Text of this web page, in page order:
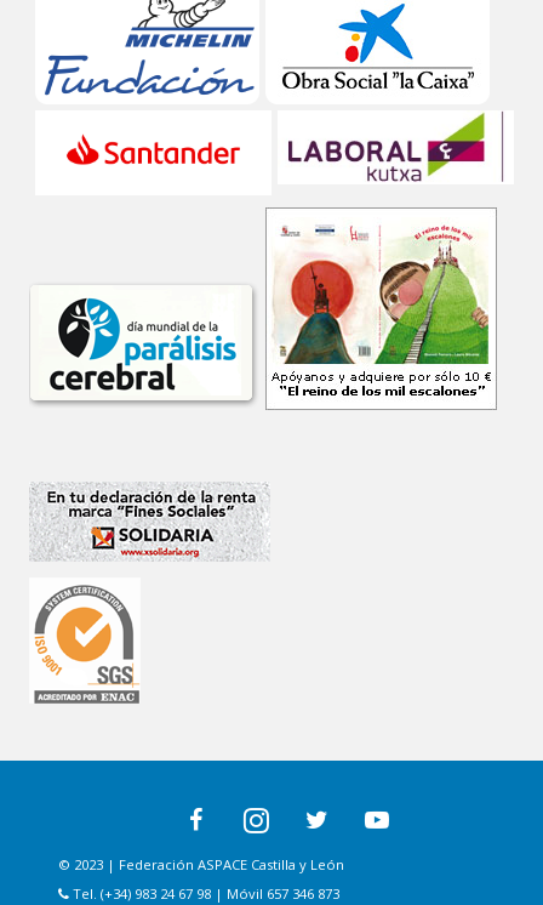
© 2023 | Federación ASPACE Castilla y León
Tel. (+34) 983 24 67 98 | Móvil 657 346 873